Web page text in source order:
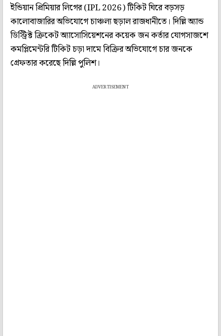
ইন্ডিয়ান প্রিমিয়ার লিগের (IPL 2026) টিকিট ঘিরে বড়সড়
কালোবাজারির অভিযোগে চাঞ্চল্য ছড়াল রাজধানীতে। দিল্লি অ্যান্ড
ডিস্ট্রিক্ট ক্রিকেট অ্যাসোসিয়েশনের কয়েক জন কর্তার যোগসাজশে
কমপ্লিমেন্টরি টিকিট চড়া দামে বিক্রির অভিযোগে চার জনকে
গ্রেফতার করেছে দিল্লি পুলিশ।
ADVERTISEMENT